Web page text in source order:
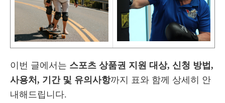
이번 글에서는 스포츠 상품권 지원 대상, 신청 방법,
사용처, 기간 및 유의사항까지 표와 함께 상세히 안
내해드립니다.